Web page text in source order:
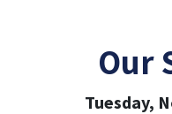
Our
Tuesday,